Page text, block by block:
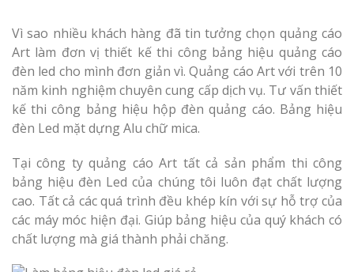
Vì sao nhiều khách hàng đã tin tưởng chọn quảng cáo
Art làm đơn vị thiết kế thi công bảng hiệu quảng cáo
đèn led cho mình đơn giản vì. Quảng cáo Art với trên 10
năm kinh nghiệm chuyên cung cấp dịch vụ. Tư vấn thiết
kế thi công bảng hiệu hộp đèn quảng cáo. Bảng hiệu
đèn Led mặt dựng Alu chữ mica.
Tại công ty quảng cáo Art tất cả sản phẩm thi công
bảng hiệu đèn Led của chúng tôi luôn đạt chất lượng
cao. Tất cả các quá trình đều khép kín với sự hỗ trợ của
các máy móc hiện đại. Giúp bảng hiệu của quý khách có
chất lượng mà giá thành phải chăng.